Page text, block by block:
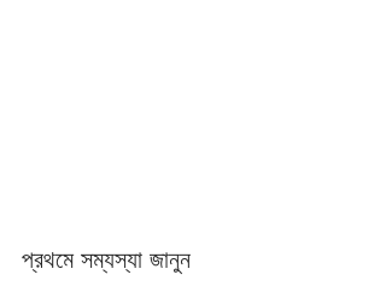
প্রথমে সম্যস্যা জানুন